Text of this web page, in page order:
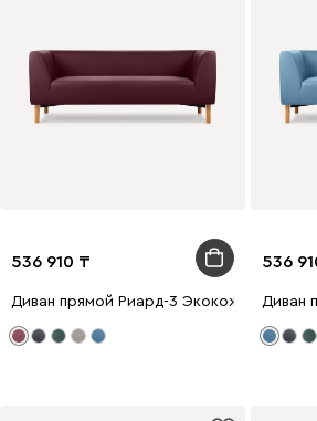
536 910
Диван прямой Риард-3 Экокожа
536
Диван